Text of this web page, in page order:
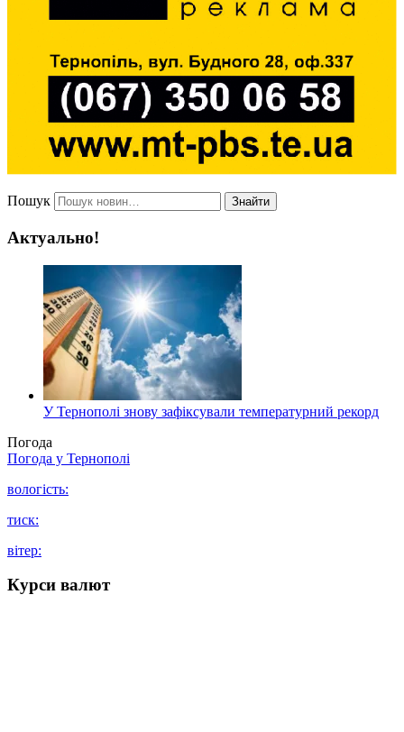
Пошук Знайти
Актуально!
У Тернополі знову зафіксували температурний рекорд
Погода
Погода у Тернополі
вологість:
тиск:
вітер:
Курси валют